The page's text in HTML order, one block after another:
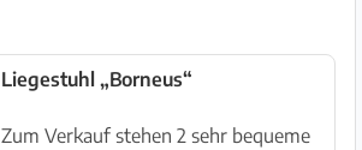
Liegestuhl „Borneus“
Zum Verkauf stehen 2 sehr bequeme